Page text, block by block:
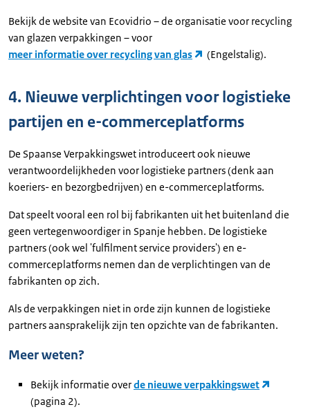
Bekijk de website van Ecovidrio – de organisatie voor recycling
van glazen verpakkingen – voor
meer informatie over recycling van glas
(Engelstalig).
4. Nieuwe verplichtingen voor logistieke
partijen en e-commerceplatforms
De Spaanse Verpakkingswet introduceert ook nieuwe
verantwoordelijkheden voor logistieke partners (denk aan
koeriers- en bezorgbedrijven) en e-commerceplatforms.
Dat speelt vooral een rol bij fabrikanten uit het buitenland die
geen vertegenwoordiger in Spanje hebben. De logistieke
partners (ook wel 'fulfilment service providers') en e-
commerceplatforms nemen dan de verplichtingen van de
fabrikanten op zich.
Als de verpakkingen niet in orde zijn kunnen de logistieke
partners aansprakelijk zijn ten opzichte van de fabrikanten.
Meer weten?
Bekijk informatie overde nieuwe verpakkingswet
(pagina 2).